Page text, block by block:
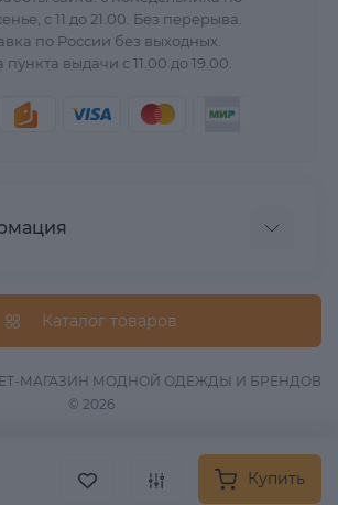
Купить
с 11 до 21.00. Без перерыва.
по России без выходных.
пункта выдачи с 11.00 до 19.00.
доставке
Каталог товаров
МАГАЗИН МОДНОЙ ОДЕЖДЫ И БРЕНДОВ
© 2026